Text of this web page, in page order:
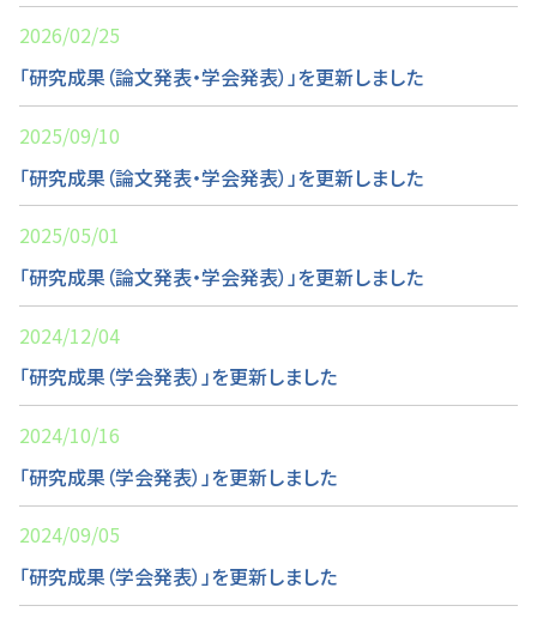
2026/02/25
「研究成果（論文発表・学会発表）」を更新しました
2025/09/10
「研究成果（論文発表・学会発表）」を更新しました
2025/05/01
「研究成果（論文発表・学会発表）」を更新しました
2024/12/04
「研究成果（学会発表）」を更新しました
2024/10/16
「研究成果（学会発表）」を更新しました
2024/09/05
「研究成果（学会発表）」を更新しました